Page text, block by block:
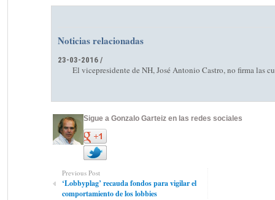
Noticias relacionadas
23-03-2016 /
El vicepresidente de NH, José Antonio Castro, no firma las
Sigue a Gonzalo Garteiz en las redes sociales
Previous Post
‘Lobbyplag’ recauda fondos para vigilar el
comportamiento de los lobbies